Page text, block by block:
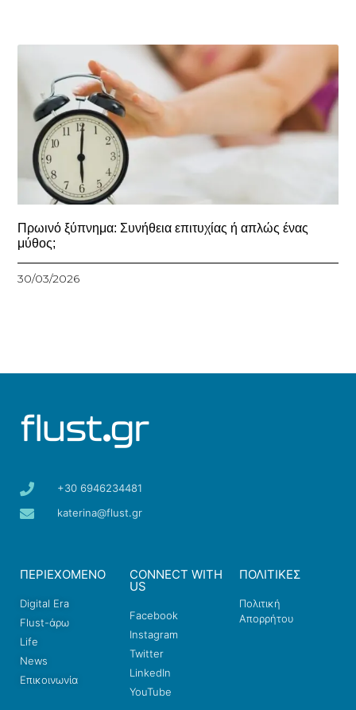
Πρωινό ξύπνημα: Συνήθεια επιτυχίας ή απλώς ένας
μύθος;
30/03/2026
+30 6946234481
katerina@flust.gr
ΠΕΡΙΕΧΟΜΕΝΟ
Digital Era
Flust-άρω
Life
News
Επικοινωνία
CONNECT WITH
US
Facebook
Instagram
Twitter
LinkedIn
YouTube
ΠΟΛΙΤΙΚΕΣ
Πολιτική
Απορρήτου